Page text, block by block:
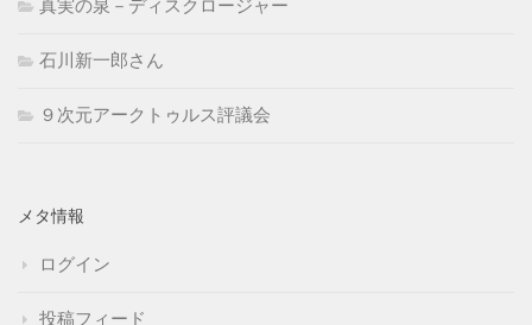
真実の泉－ディスクロージャー
石川新一郎さん
９次元アークトゥルス評議会
メタ情報
ログイン
投稿フィード